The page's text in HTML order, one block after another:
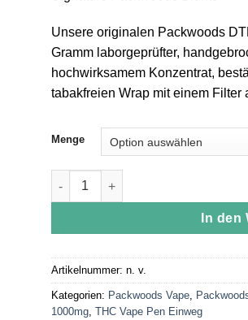
Unsere originalen Packwoods
Gramm laborgeprüfter,
hochwirksamem Konzentrat,
tabakfreien Wrap mit einem Filter
Menge
Packwoods DTLA OG Menge
In den
Artikelnummer: n. v.
Kategorien: Packwoods Vape,
1000mg, THC Vape Pen Einweg